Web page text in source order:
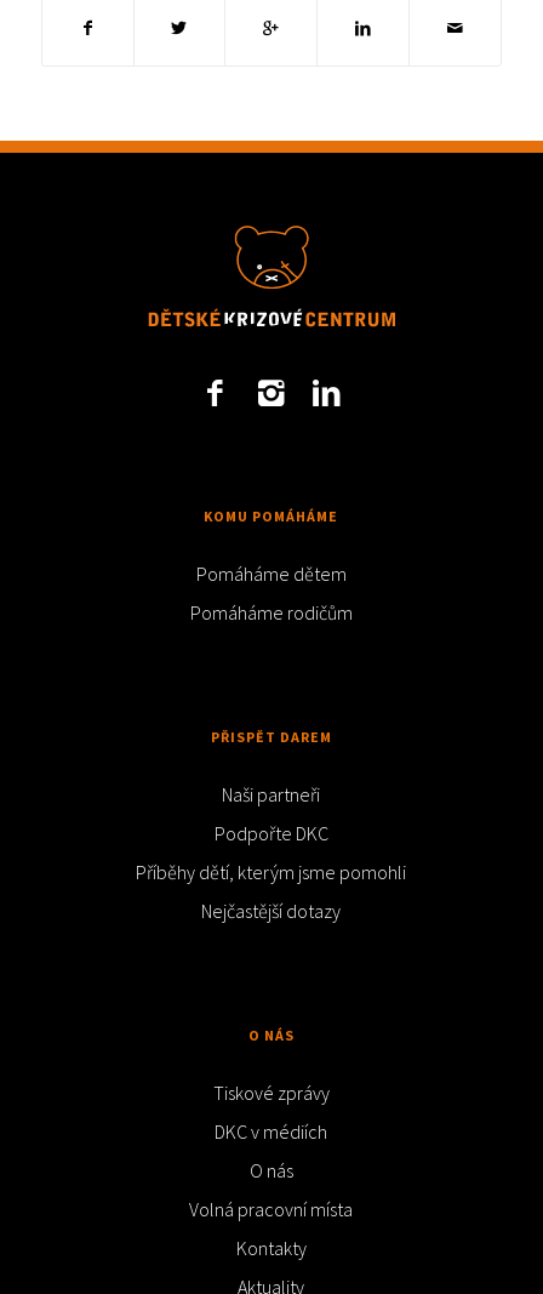
KOMU POMÁHÁME
Pomáháme dětem
Pomáháme rodičům
PŘISPĚT DAREM
Naši partneři
Podpořte DKC
Příběhy dětí, kterým jsme pomohli
Nejčastější dotazy
O NÁS
Tiskové zprávy
DKC v médiích
O nás
Volná pracovní místa
Kontakty
Aktuality